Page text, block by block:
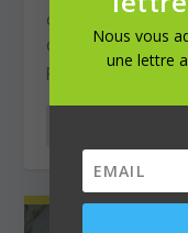
ou en
de cuisiner les
pleurotes,
Nous vous
une lettre